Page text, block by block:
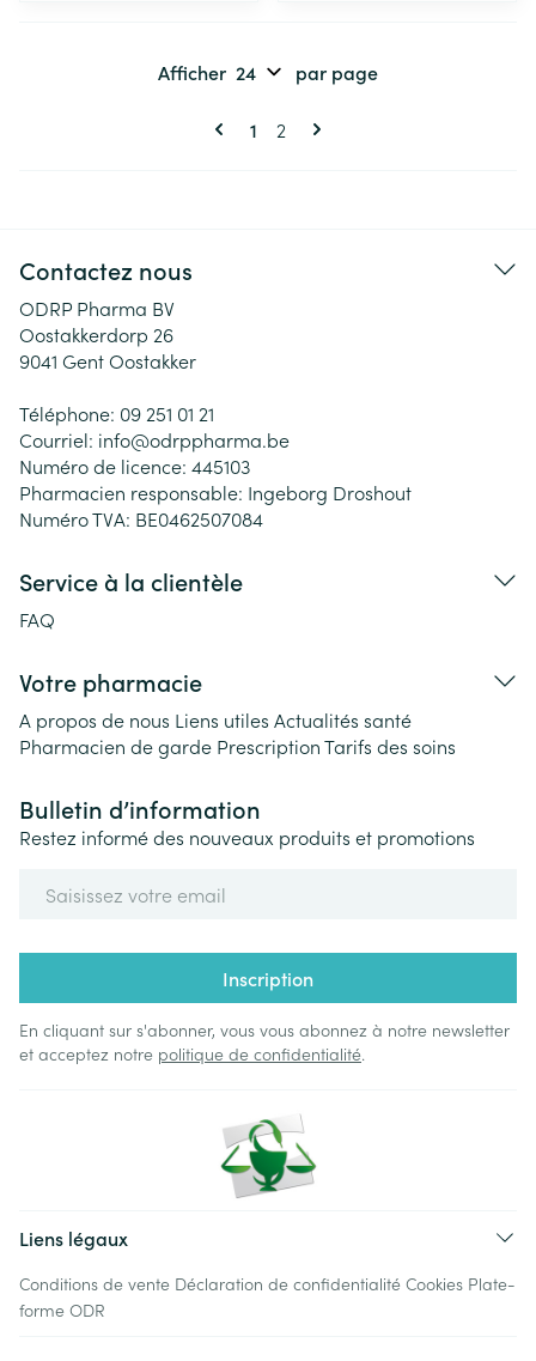
Pages
Vous lisez actuellement la page
1 Page
2
Afficher par page
Contactez nous
ODRP Pharma BV
Oostakkerdorp 26
9041 Gent Oostakker
Téléphone: 09 251 01 21
Courriel: info@odrppharma.be
Numéro de licence: 445103
Pharmacien responsable: Ingeborg Droshout
Numéro TVA: BE0462507084
Service à la clientèle
FAQ
Votre pharmacie
A propos de nous Liens utiles Actualités santé
Pharmacien de garde PrescriptionTarifs des soins
Bulletin d’information
Restez informé des nouveaux produits et promotions
Inscription
En cliquant sur s'abonner, vous vous abonnez à notre newsletter
et acceptez notre politique de confidentialité.
Liens légaux
Conditions de vente Déclaration de confidentialité Cookies Plate-
forme ODR